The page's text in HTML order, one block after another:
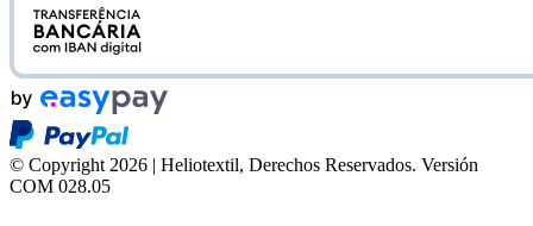
© Copyright 2026 | Heliotextil, Derechos Reservados. Versión
COM 028.05